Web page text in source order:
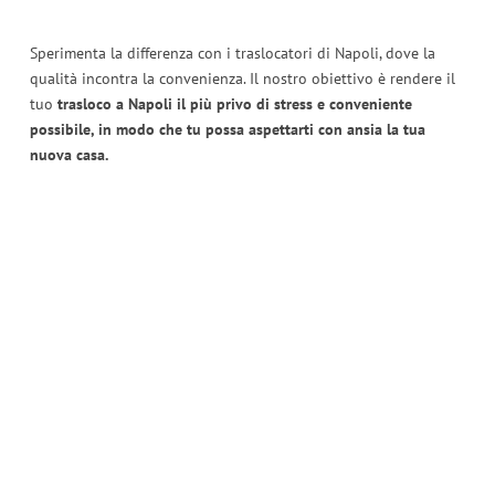
Sperimenta la differenza con i traslocatori di Napoli, dove la
qualità incontra la convenienza. Il nostro obiettivo è rendere il
tuo trasloco a Napoli il più privo di stress e conveniente
possibile, in modo che tu possa aspettarti con ansia la tua
nuova casa.